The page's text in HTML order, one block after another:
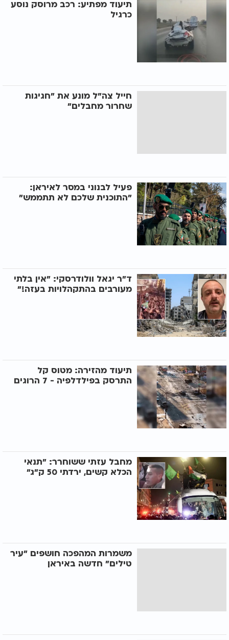
תיעוד מפתיע: רכב מרוסק נוסע
כרגיל
חייל צה"ל מונע את "חגיגות
שחרור מחבלים"
פעיל לבנוני במסר לאיראן:
"התוכנית שלכם לא תתממש"
ד"ר יגאל וולודרסקי: "אין בלתי
מעורבים בהתקהלויות בעזה!"
תיעוד מהזירה: מטוס קל
התרסק בפילדלפיה - 7 הרוגים
מחבל עזתי ששוחרר: "תנאי
הכלא קשים, ירדתי 50 ק"ג"
משמרות המהפכה חושפים "עיר
טילים" חדשה באיראן